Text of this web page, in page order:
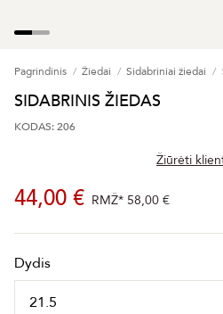
Pagrindinis Žiedai Sidabriniai žiedai
SIDABRINIS ŽIEDAS
KODAS: 206
Žiūrėti
44,00 € RMŽ* 58,00 €
Dydis